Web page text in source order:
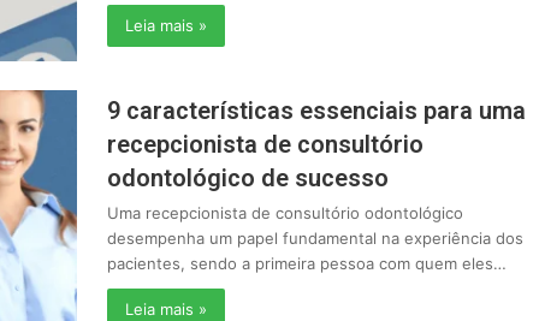
Leia mais »
9 características essenciais para uma
recepcionista de consultório
odontológico de sucesso
Uma recepcionista de consultório odontológico
desempenha um papel fundamental na experiência dos
pacientes, sendo a primeira pessoa com quem eles…
Leia mais »